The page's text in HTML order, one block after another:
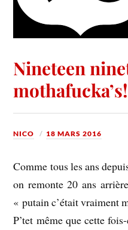
Nineteen
mothafucka’s!
NICO 18 MARS 2016
Comme tous les ans
on remonte 20 ans
« putain c’était vraiment
P’tet même que cette